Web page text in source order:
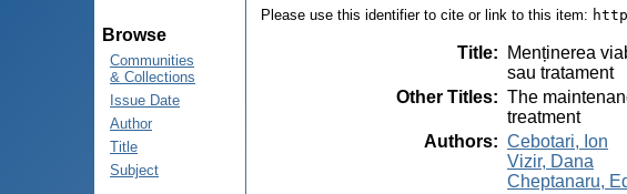
Browse
Communities
& Collections
Issue Date
Author
Title
Subject
Please use this identifier to cite or link to this item:
Title:
Menținerea
sau tratament
Other Titles: The
treatment
Authors: Cebotari, Ion
Vizir, Dana
Cheptanaru,